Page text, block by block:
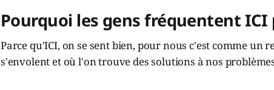
Pourquoi les gens fréquentent ICI
Parce qu'ICI, on se sent bien, pour nous c'est comme un
s'envolent et où l'on trouve des solutions à nos